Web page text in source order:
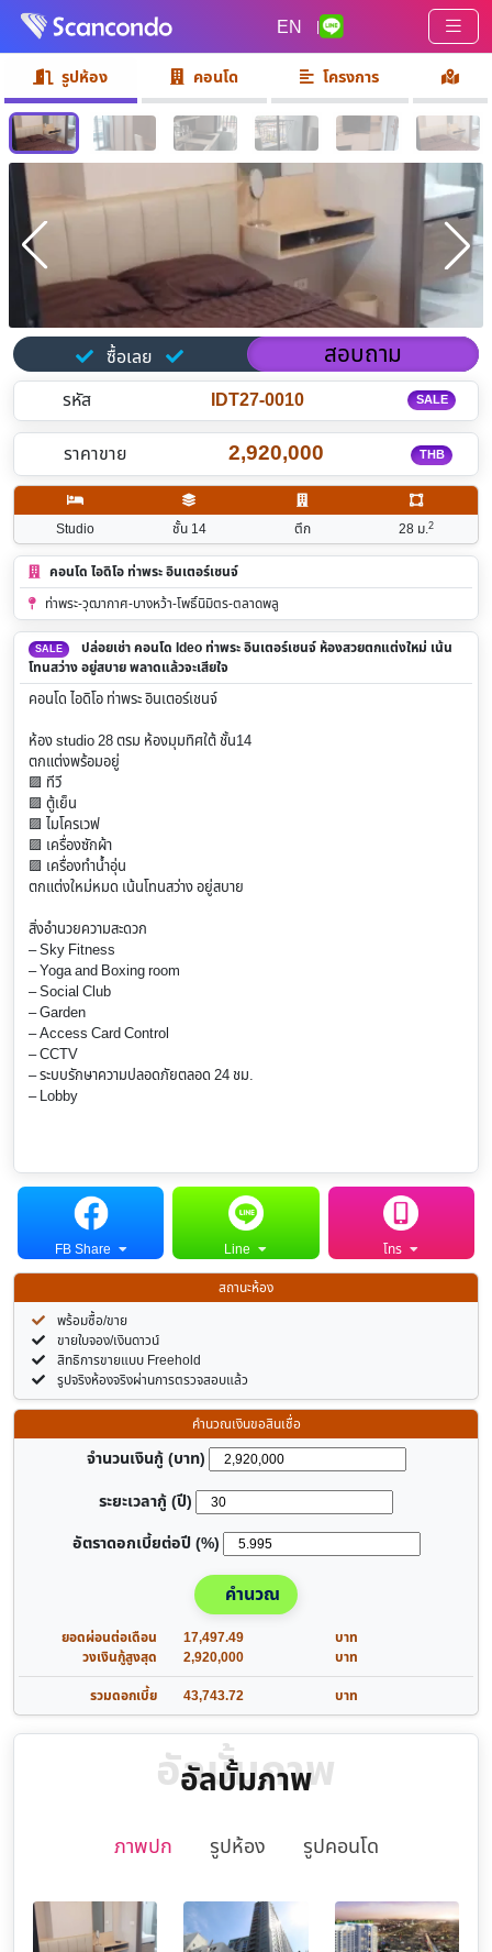
EN |
รูปห้อง คอนโด โครงการ
ซื้อเลย สอบถาม
รหัส IDT27-0010 SALE
ราคาขาย 2,920,000 THB
Studio ชั้น 14 ตึก 28 ม.2
คอนโด ไอดิโอ ท่าพระ อินเตอร์เชนจ์
ท่าพระ-วุฒากาศ-บางหว้า-โพธิ์นิมิตร-ตลาดพลู
SALE
ปล่อยเช่า คอนโด Ideo ท่าพระ อินเตอร์เชนจ์ ห้องสวยตกแต่งใหม่ เน้น
โทนสว่าง อยู่สบาย พลาดแล้วจะเสียใจ
คอนโด ไอดิโอ ท่าพระ อินเตอร์เชนจ์
ห้อง studio 28 ตรม ห้องมุมทิศใต้ ชั้น14
ตกแต่งพร้อมอยู่
🟪 ทีวี
🟪 ตู้เย็น
🟪 ไมโครเวฟ
🟪 เครื่องซักผ้า
🟪 เครื่องทำน้ำอุ่น
ตกแต่งใหม่หมด เน้นโทนสว่าง อยู่สบาย
สิ่งอำนวยความสะดวก
– Sky Fitness
– Yoga and Boxing room
– Social Club
– Garden
– Access Card Control
– CCTV
– ระบบรักษาความปลอดภัยตลอด 24 ชม.
– Lobby
FB Share Line
โทร
สถานะห้อง
พร้อมซื้อ/ขาย
ขายใบจอง/เงินดาวน์
สิทธิการขายแบบ Freehold
รูปจริงห้องจริงผ่านการตรวจสอบแล้ว
คำนวณเงินขอสินเชื่อ
จำนวนเงินกู้ (บาท)
ระยะเวลากู้ (ปี)
อัตราดอกเบี้ยต่อปี (%)
คำนวณ
ยอดผ่อนต่อเดือน 17,497.49
บาท
วงเงินกู้สูงสุด
2,920,000
บาท
รวมดอกเบี้ย
43,743.72 บาท
อัลบั้มภาพ
อัลบั้มภาพ
ภาพปก รูปห้อง รูปคอนโด